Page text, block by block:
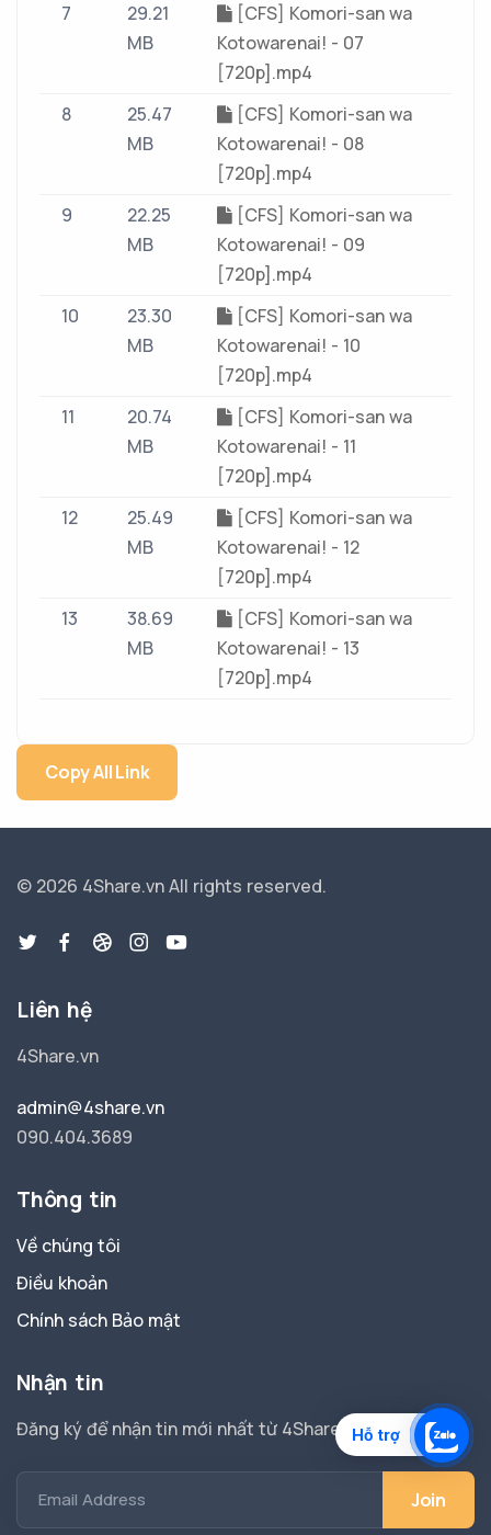
7
29.21
MB
[CFS] Komori-san wa
Kotowarenai! - 07
[720p].mp4
8
25.47
MB
[CFS] Komori-san wa
Kotowarenai! - 08
[720p].mp4
9
22.25
MB
[CFS] Komori-san wa
Kotowarenai! - 09
[720p].mp4
10
23.30
MB
[CFS] Komori-san wa
Kotowarenai! - 10
[720p].mp4
11
20.74
MB
[CFS] Komori-san wa
Kotowarenai! - 11
[720p].mp4
12
25.49
MB
[CFS] Komori-san wa
Kotowarenai! - 12
[720p].mp4
13
38.69
MB
[CFS] Komori-san wa
Kotowarenai! - 13
[720p].mp4
Copy All Link
© 2026 4Share.vnAll rights reserved.
Liên hệ
4Share.vn
admin@4share.vn
090.404.3689
Thông tin
Về chúng tôi
Điều khoản
Chính sách Bảo mật
Nhận tin
Đăng ký để nhận tin mới nhất từ 4Share.
Email Address
Hỗ trợ